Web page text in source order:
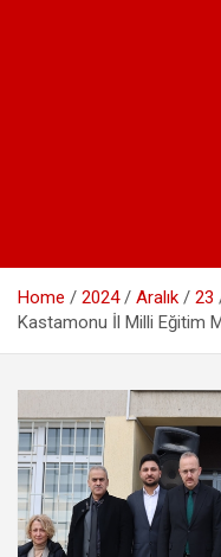
Home 2024 Aralık
23
Kastamonu İl Milli Eğitim